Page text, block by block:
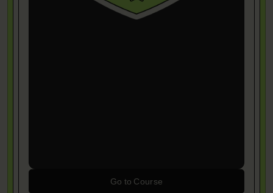
Go to Course